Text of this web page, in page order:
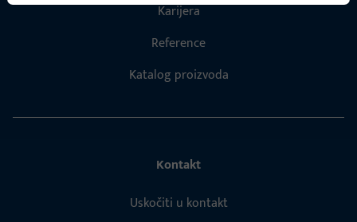
Karijera
Reference
Katalog proizvoda
Kontakt
Uskočiti u kontakt